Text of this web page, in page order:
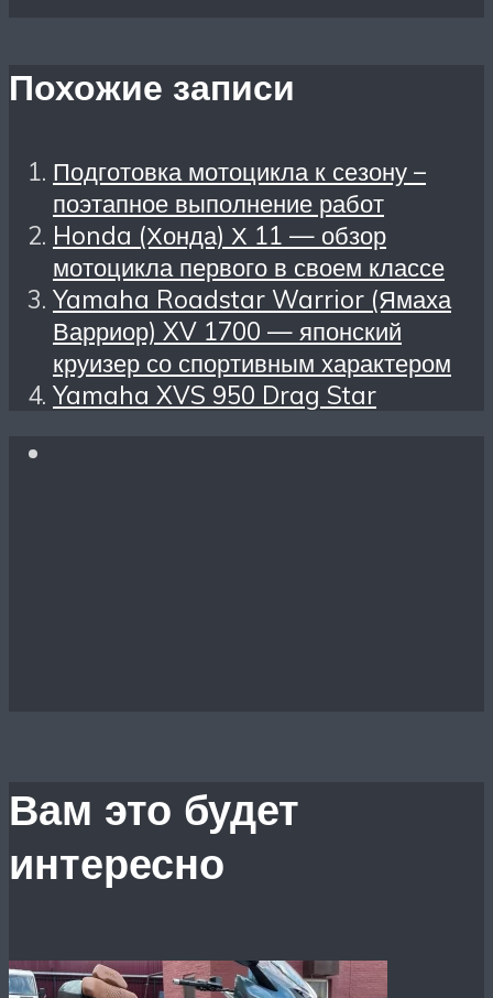
Похожие записи
Подготовка мотоцикла к сезону –
поэтапное выполнение работ
Honda (Хонда) Х 11 — обзор
мотоцикла первого в своем классе
Yamaha Roadstar Warrior (Ямаха
Варриор) XV 1700 — японский
круизер со спортивным характером
Yamaha XVS 950 Drag Star
Вам это будет
интересно